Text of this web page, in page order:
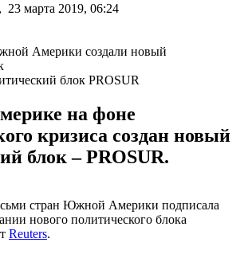
23 марта 2019, 06:24
блок PROSUR
на фоне
кризиса создан новый
блок – PROSUR.
стран Южной Америки подписала
нового политического блока
Reuters.